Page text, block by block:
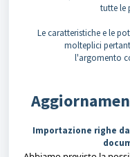
tutte le
Le caratteristiche e le
molteplici
l'argomento
Importazione righe